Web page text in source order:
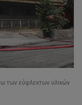
των εύφλεκτων υλικών